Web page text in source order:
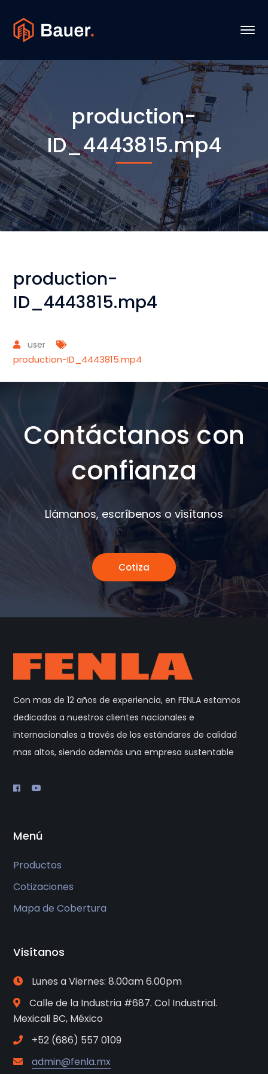
production-
ID_4443815.mp4
production-
ID_4443815.mp4
user
production-ID_4443815.mp4
Contáctanos con
confianza
Llámanos, escríbenos o visítanos
Cotiza
Con mas de 12 años de experiencia, en FENLA estamos
dedicados a nuestros clientes nacionales e
internacionales a través de los estándares de calidad
mas altos, siendo además una empresa sustentable
Menú
Productos
Cotizaciones
Mapa de Cobertura
Visítanos
Lunes a Viernes: 8.00am 6.00pm
Calle de la Industria #687. Col Industrial.
Mexicali BC, México
+52 (686) 557 0109
admin@fenla.mx